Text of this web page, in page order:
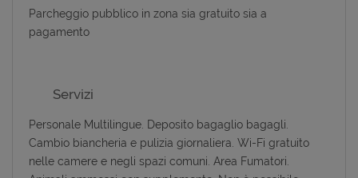
Parcheggio pubblico in zona sia gratuito sia a
pagamento
Servizi
Personale Multilingue. Deposito bagaglio bagagli.
Cambio biancheria e pulizia giornaliera. Wi-Fi gratuito
nelle camere e negli spazi comuni. Area Fumatori.